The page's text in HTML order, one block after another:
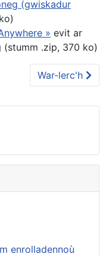
enrolladennoù
(gwiskadur
» evit ar
.zip, 370 ko)
War-lerc'h